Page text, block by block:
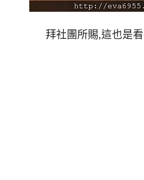
拜社團所賜,這也是